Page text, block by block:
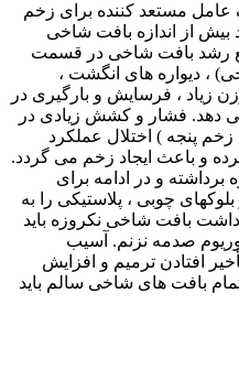
عامل مستعد کننده برای زخم
از اندازه بافت شاخی
رشد بافت شاخی در قسمت
، دیواره های انگشت ،
زیاد ، فرسایش و بارگیری در
دهد. فشار و کشش زیادی در
زخم پنجه ) اختلال عملکرد
و باعث ایجاد زخم می گردد.
و در ادامه برای
چوبی ، پلاستیکی را به
بافت شاخی نکروزه باید
صدمه نزنم. آسیب
افتادن ترمیم و افزایش
بافت های شاخی سالم باید